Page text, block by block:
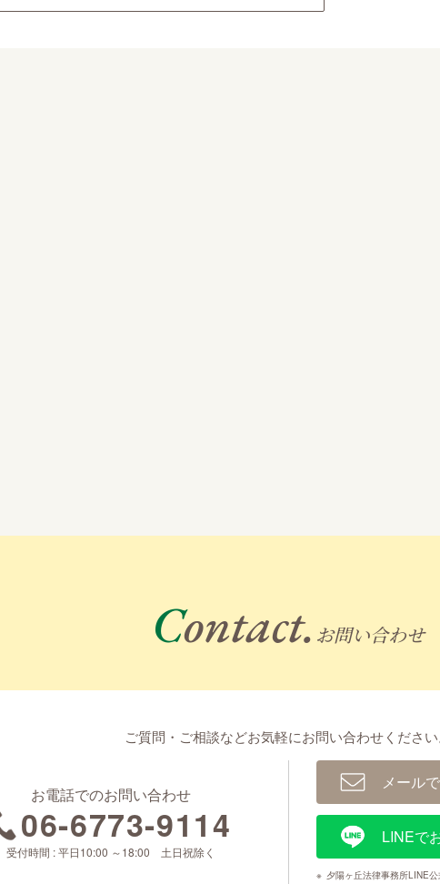
Contact. お問い合わせ
ご質問・ご相談などお気軽にお問い合わせください
お電話でのお問い合わせ
06-6773-9114
受付時間 : 平日10:00 ～18:00 土日祝除く
メール
LINEで
※ 夕陽ヶ丘法律事務所LINE